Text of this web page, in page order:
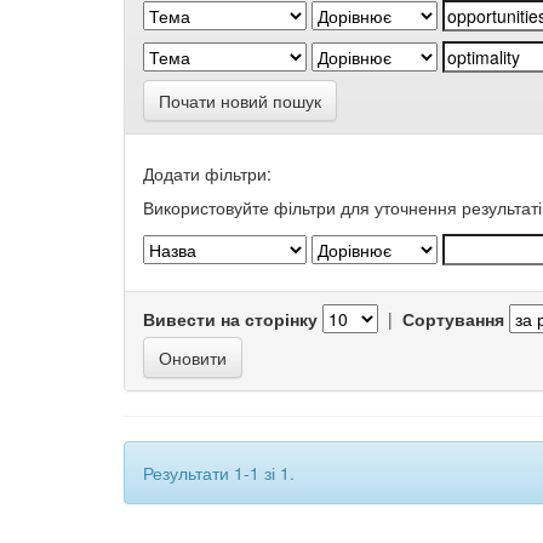
Почати новий пошук
Додати фільтри:
Використовуйте фільтри для уточнення
Вивести на сторінку | Сортування
Результати 1-1 зі 1.